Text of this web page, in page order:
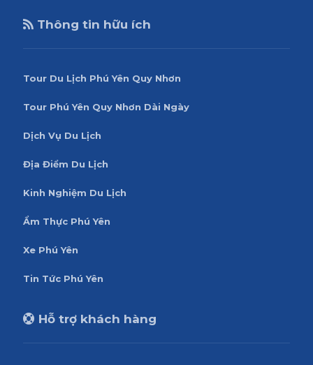
Thông tin hữu ích
Tour Du Lịch Phú Yên Quy Nhơn
Tour Phú Yên Quy Nhơn Dài Ngày
Dịch Vụ Du Lịch
Địa Điểm Du Lịch
Kinh Nghiệm Du Lịch
Ẩm Thực Phú Yên
Xe Phú Yên
Tin Tức Phú Yên
Hỗ trợ khách hàng